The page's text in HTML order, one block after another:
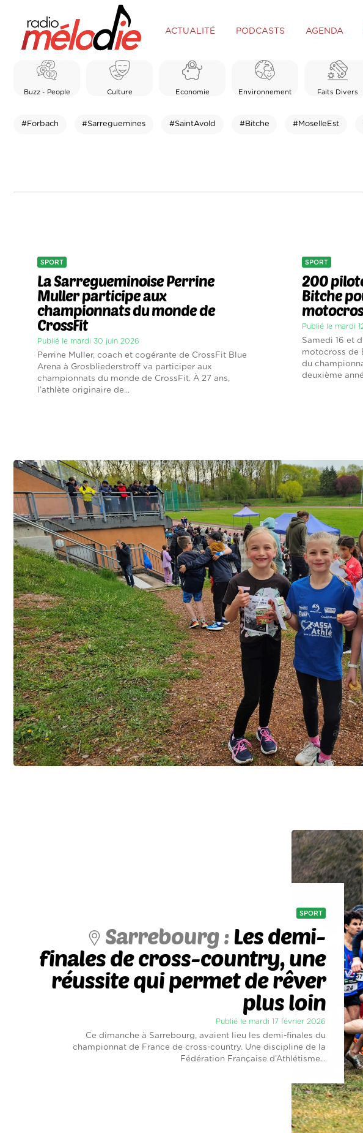
ACTUALITÉ PODCASTS AGENDA
Buzz - People Culture Economie Environnement Faits Divers
#Forbach #Sarreguemines #SaintAvold #Bitche #MoselleEst
SPORT
La Sarregueminoise Perrine
Muller participe aux
championnats du monde de
CrossFit
Publié le mardi 30 juin 2026
Perrine Muller, coach et cogérante de CrossFit Blue
Arena à Grosbliederstroff va participer aux
championnats du monde de CrossFit. À 27 ans,
l’athlète originaire de...
SPORT
200
Bitche
Publié le mardi
Samedi 16 et
motocross de
du
deuxième
SPORT
Sarrebourg :Les demi-
finales de cross-country, une
réussite qui permet de rêver
plus loin
Publié le mardi 17 février 2026
Ce dimanche à Sarrebourg, avaient lieu les demi-finales du
championnat de France de cross-country. Une discipline de la
Fédération Française d’Athlétisme...